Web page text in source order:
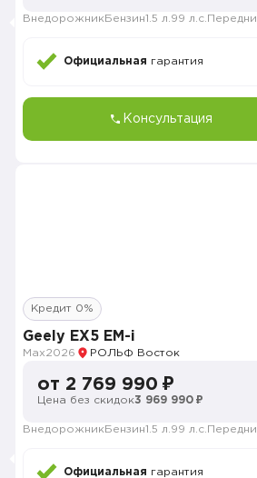
Внедорожник Бензин1.5 л. 99 л.с.
Официальная гарантия
Консультация
Кредит 0%
Geely EX5 EM-i
Max2026 РОЛЬФ Восток
от 2 769 990 ₽
Цена без скидок3 969 990 ₽
Внедорожник Бензин1.5 л. 99 л.с.
Официальная гарантия